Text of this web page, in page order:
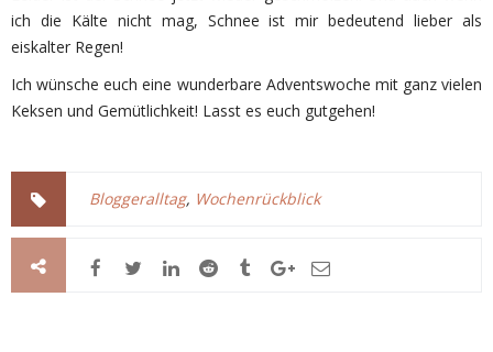
ich die Kälte nicht mag, Schnee ist mir bedeutend lieber als
eiskalter Regen!
Ich wünsche euch eine wunderbare Adventswoche mit ganz vielen
Keksen und Gemütlichkeit! Lasst es euch gutgehen!
Bloggeralltag, Wochenrückblick